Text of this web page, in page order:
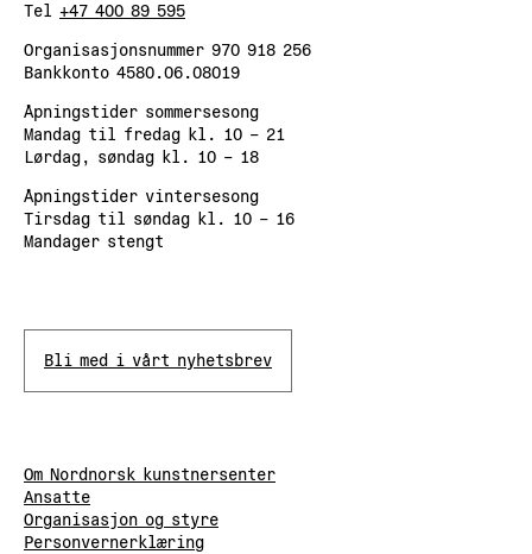
Tel +47 400 89 595
Organisasjonsnummer 970 918 256
Bankkonto 4580.06.08019
Åpningstider sommersesong
Mandag til fredag kl. 10 – 21
Lørdag, søndag kl. 10 – 18
Åpningstider vintersesong
Tirsdag til søndag kl. 10 – 16
Mandager stengt
Bli med i vårt nyhetsbrev
Om Nordnorsk kunstnersenter
Ansatte
Organisasjon og styre
Personvernerklæring